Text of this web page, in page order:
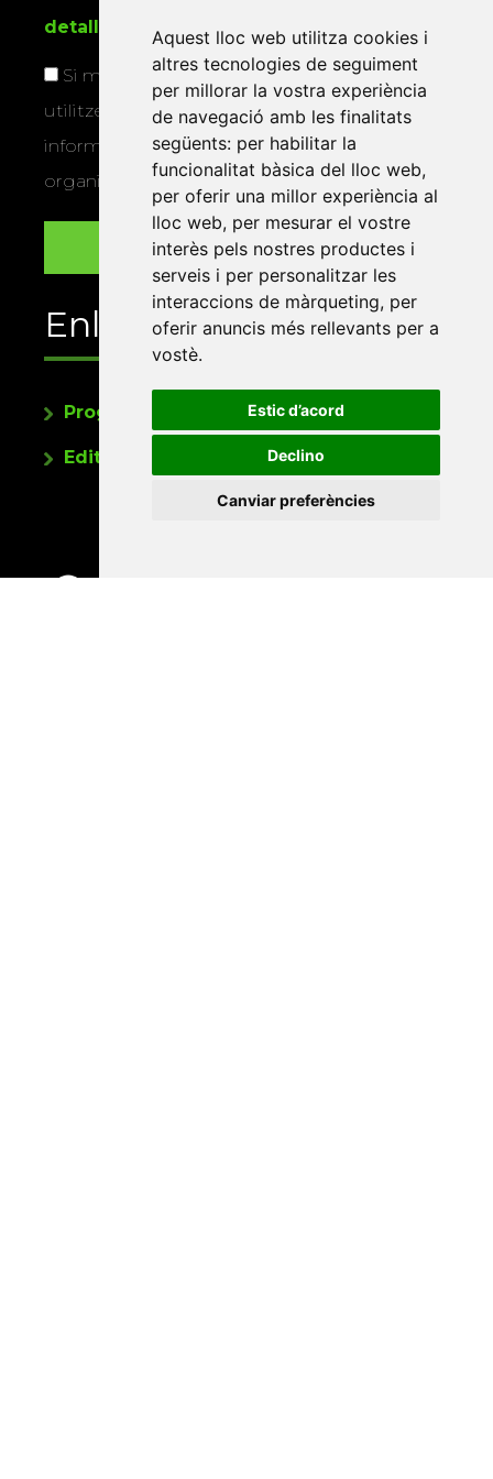
Aquest lloc web utilitza cookies i
altres tecnologies de seguiment
per millorar la vostra experiència
de navegació amb les finalitats
següents: per habilitar la
funcionalitat bàsica del lloc web,
per oferir una millor experiència al
lloc web, per mesurar el vostre
interès pels nostres productes i
serveis i per personalitzar les
interaccions de màrqueting, per
oferir anuncis més rellevants per a
vostè.
Estic d’acord
Declino
Canviar preferències
detallada sobre protecció de dades .
Si marqueu aquesta casella, consentiu que
utilitzem les vostres dades per a enviar-vos
informació sobre els actes i activitats que
organitza la Xarxa Vives.
Enllaços
Programa de publicacions
Editorials universitàries a Twitter